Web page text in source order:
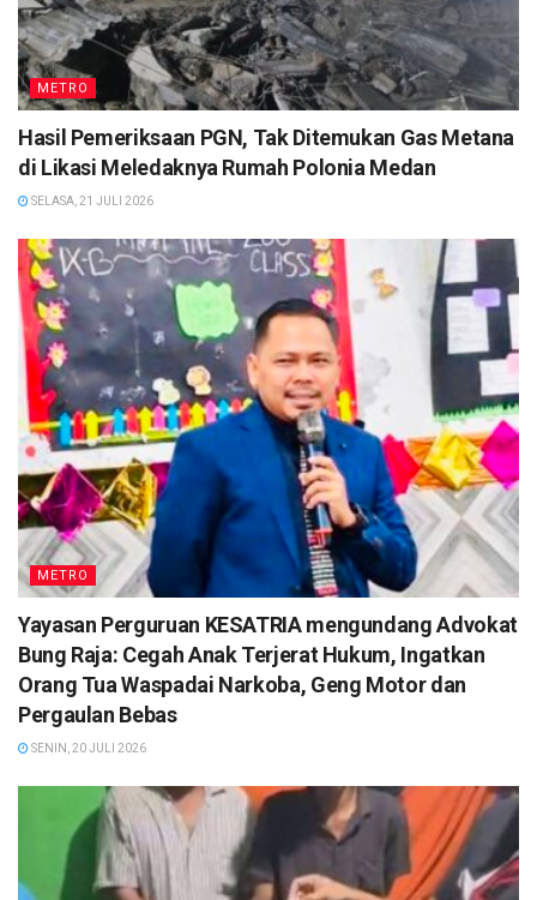
METRO
Hasil Pemeriksaan PGN, Tak Ditemukan Gas Metana
di Likasi Meledaknya Rumah Polonia Medan
SELASA, 21 JULI 2026
METRO
Yayasan Perguruan KESATRIA mengundang Advokat
Bung Raja: Cegah Anak Terjerat Hukum, Ingatkan
Orang Tua Waspadai Narkoba, Geng Motor dan
Pergaulan Bebas
SENIN, 20 JULI 2026